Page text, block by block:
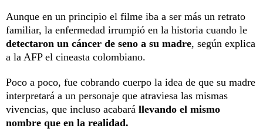
Aunque en un principio el filme iba a ser más un retrato
familiar, la enfermedad irrumpió en la historia cuando le
detectaron un cáncer de seno a su madre, según explica
a la AFP el cineasta colombiano.
Poco a poco, fue cobrando cuerpo la idea de que su madre
interpretará a un personaje que atraviesa las mismas
vivencias, que incluso acabará llevando el mismo
nombre que en la realidad.